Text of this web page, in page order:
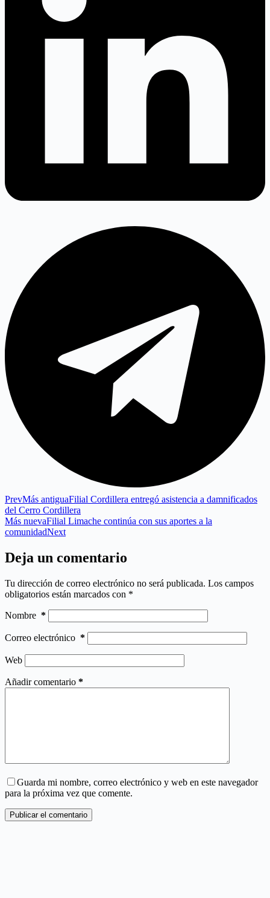
PrevMás antiguaFilial Cordillera entregó asistencia a damnificados
del Cerro Cordillera
Más nuevaFilial Limache continúa con sus aportes a la
comunidadNext
Deja un comentario
Tu dirección de correo electrónico no será publicada. Los campos
obligatorios están marcados con *
Nombre *
Correo electrónico *
Web
Añadir comentario *
Guarda mi nombre, correo electrónico y web en este navegador
para la próxima vez que comente.
Publicar el comentario